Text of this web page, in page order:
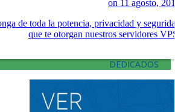
on 11 agosto,
de toda la potencia, privacidad y
que te otorgan nuestros servidores
DEDICADOS